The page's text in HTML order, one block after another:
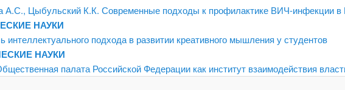
А.С., Цыбульский К.К. Современные подходы к профилактике ВИЧ-инфекции в
НАУКИ
подхода в развитии креативного мышления у студентов
НАУКИ
палата Российской Федерации как институт взаимодействия